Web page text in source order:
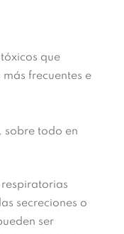
tóxicos que
más frecuentes e
sobre todo en
respiratorias
secreciones o
ser